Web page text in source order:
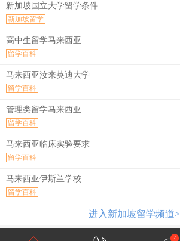
新加坡国立大学留学条件
新加坡留学
高中生留学马来西亚
留学百科
马来西亚汝来英迪大学
留学百科
管理类留学马来西亚
留学百科
马来西亚临床实验要求
留学百科
马来西亚伊斯兰学校
留学百科
进入新加坡留学频道>
2